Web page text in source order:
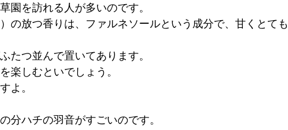
園を訪れる人が多いのです。
の放つ香りは、ファルネソールという成分で、甘くとても
たつ並んで置いてあります。
楽しむといでしょう。
よ。
分ハチの羽音がすごいのです。